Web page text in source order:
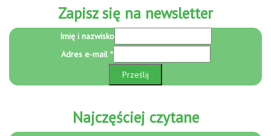
Zapisz się na newsletter
Adres
Imię
Imię i nazwisko
Adres e-mail *
Prześlij
Najczęściej czytane